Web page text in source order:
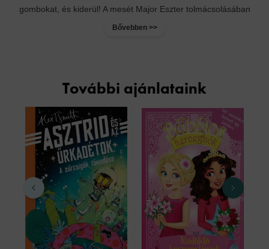
gombokat, és kiderül! A mesét Major Eszter tolmácsolásában
hallgathatod
Bővebben >>
További ajánlataink